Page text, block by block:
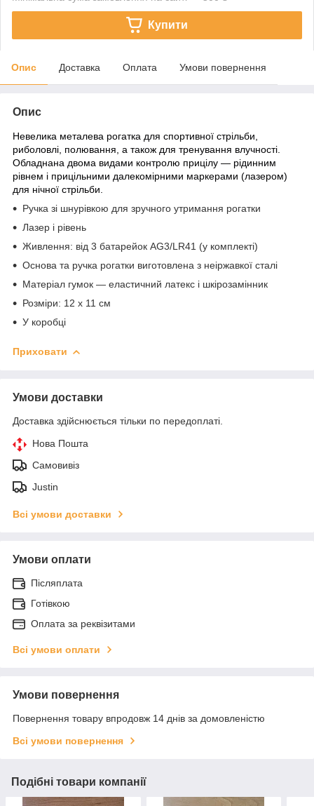
Купити
Опис Доставка Оплата Умови повернення
Опис
Невелика металева рогатка для спортивної стрільби,
риболовлі, полювання, а також для тренування влучності.
Обладнана двома видами контролю прицілу — рідинним
рівнем і прицільними далекомірними маркерами (лазером)
для нічної стрільби.
Ручка зі шнурівкою для зручного утримання рогатки
Лазер і рівень
Живлення: від 3 батарейок AG3/LR41 (у комплекті)
Основа та ручка рогатки виготовлена з неіржавкої сталі
Матеріал гумок — еластичний латекс і шкірозамінник
Розміри: 12 х 11 см
У коробці
Приховати
Умови доставки
Доставка здійснюється тільки по передоплаті.
Нова Пошта
Самовивіз
Justin
Всі умови доставки
Умови оплати
Післяплата
Готівкою
Оплата за реквізитами
Всі умови оплати
Умови повернення
Повернення товару впродовж 14 днів за домовленістю
Всі умови повернення
Подібні товари компанії